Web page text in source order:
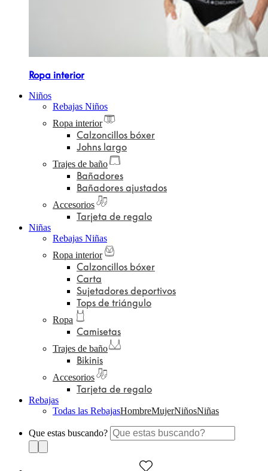
Ropa interior
Niños
Rebajas Niños
Ropa interior
Calzoncillos bóxer
Johns largo
Trajes de baño
Bañadores
Bañadores ajustados
Accesorios
Tarjeta de regalo
Niñas
Rebajas Niñas
Ropa interior
Calzoncillos bóxer
Carta
Sujetadores deportivos
Tops de triángulo
Ropa
Camisetas
Trajes de baño
Bikinis
Accesorios
Tarjeta de regalo
Rebajas
Todas las RebajasHombreMujerNiñosNiñas
Que estas buscando?